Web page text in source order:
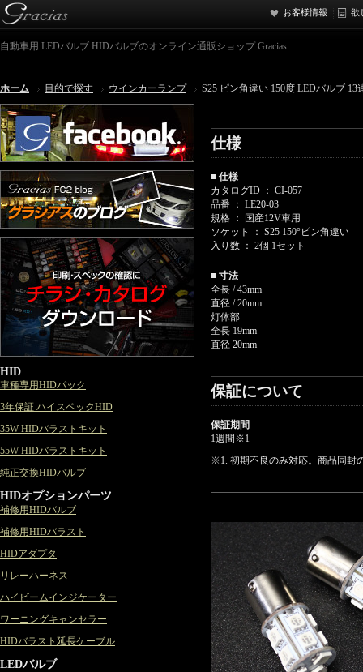
お客様情報 欲
自動車用 LEDバルブ HIDバルブのオンライン通販ショップ Gracias
ホーム 目的で探す ウインカーランプ S25 ピン角違い 150度 LEDバルブ 13
仕様
■ 仕様
カタログID ： CI-057
品番 ： LE20-03
規格 ： 国産12V車用
ソケット ： S25 150°ピン角違い
入り数 ： 2個 1セット
■ 寸法
全長 / 43mm
直径 / 20mm
灯体部
全長 19mm
直径 20mm
保証について
保証期間
1週間※1
※1. 初期不良のみ対応。商品同封
HID
車種専用HIDパック
3年保証 ハイスペックHID
35W HIDバラストキット
55W HIDバラストキット
純正交換HIDバルブ
HIDオプションパーツ
補修用HIDバルブ
補修用HIDバラスト
HIDアダプタ
リレーハーネス
ハイビームインジケーター
ワーニングキャンセラー
HIDバラスト延長ケーブル
LEDバルブ